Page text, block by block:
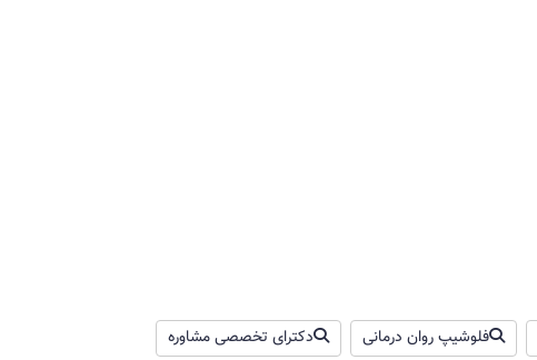
فلوشیپ روان‌ درمانی
دکترای تخصصی مشاوره